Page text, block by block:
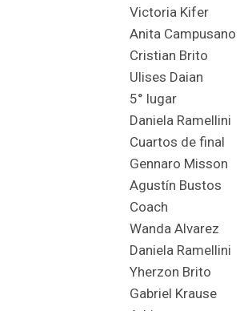
Victoria Kifer
Anita Campusano
Cristian Brito
Ulises Daian
5° lugar
Daniela Ramellini
Cuartos de final
Gennaro Misson
Agustín Bustos
Coach
Wanda Alvarez
Daniela Ramellini
Yherzon Brito
Gabriel Krause